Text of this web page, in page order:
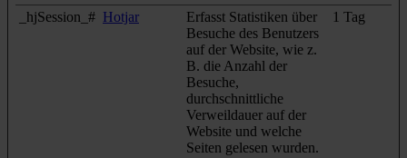
_hjSession_# Hotjar
Erfasst Statistiken über
Besuche des Benutzers
auf der Website, wie z.
B. die Anzahl der
Besuche,
durchschnittliche
Verweildauer auf der
Website und welche
Seiten gelesen wurden.
1 Tag